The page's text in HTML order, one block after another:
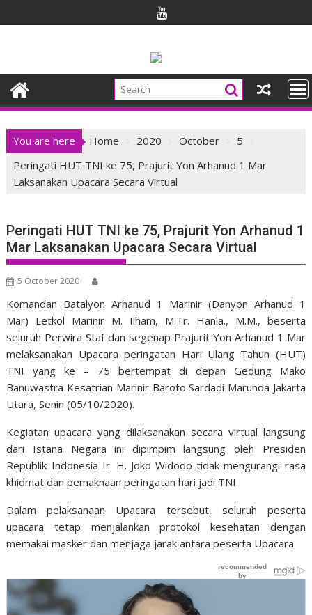
to
You are here Home 2020 October
5
Peringati HUT TNI ke 75, Prajurit Yon Arhanud 1 Mar
Laksanakan Upacara Secara Virtual
Peringati HUT TNI ke 75, Prajurit Yon Arhanud 1
Mar Laksanakan Upacara Secara Virtual
5 October 2020
Komandan Batalyon Arhanud 1 Marinir (Danyon Arhanud 1
Mar) Letkol Marinir M. Ilham, M.Tr. Hanla., M.M., beserta
seluruh Perwira Staf dan segenap Prajurit Yon Arhanud 1 Mar
melaksanakan Upacara peringatan Hari Ulang Tahun (HUT)
TNI yang ke – 75 bertempat di depan Gedung Mako
Banuwastra Kesatrian Marinir Baroto Sardadi Marunda Jakarta
Utara, Senin (05/10/2020).
Kegiatan upacara yang dilaksanakan secara virtual langsung
dari Istana Negara ini dipimpim langsung oleh Presiden
Republik Indonesia Ir. H. Joko Widodo tidak mengurangi rasa
khidmat dan pemaknaan peringatan hari jadi TNI.
Dalam pelaksanaan Upacara tersebut, seluruh peserta
upacara tetap menjalankan protokol kesehatan dengan
memakai masker dan menjaga jarak antara peserta Upacara.